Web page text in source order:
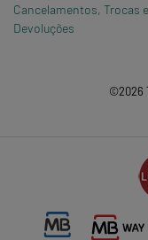
Cancelamentos, Trocas e
Devoluções
©2026